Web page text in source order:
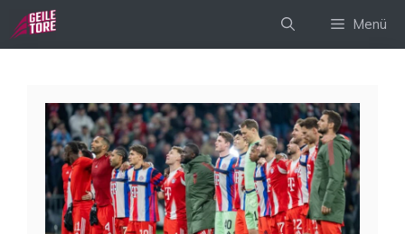
Zum
Inhalt
Menü